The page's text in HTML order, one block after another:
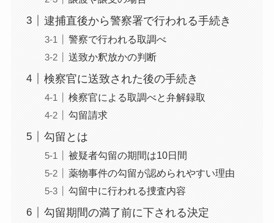
逮捕直後から警察署で行われる手続き
警察で行われる取調べ
送致か釈放かの判断
検察官に送致された後の手続き
検察官による取調べと弁解録取
勾留請求
勾留とは
被疑者勾留の期間は10日間
薬物事件の勾留が認められやすい理由
勾留中に行われる捜査内容
勾留期間の満了前に下される決定